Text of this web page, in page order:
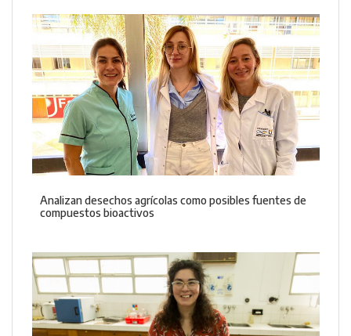
Analizan desechos agrícolas como posibles fuentes de
compuestos bioactivos